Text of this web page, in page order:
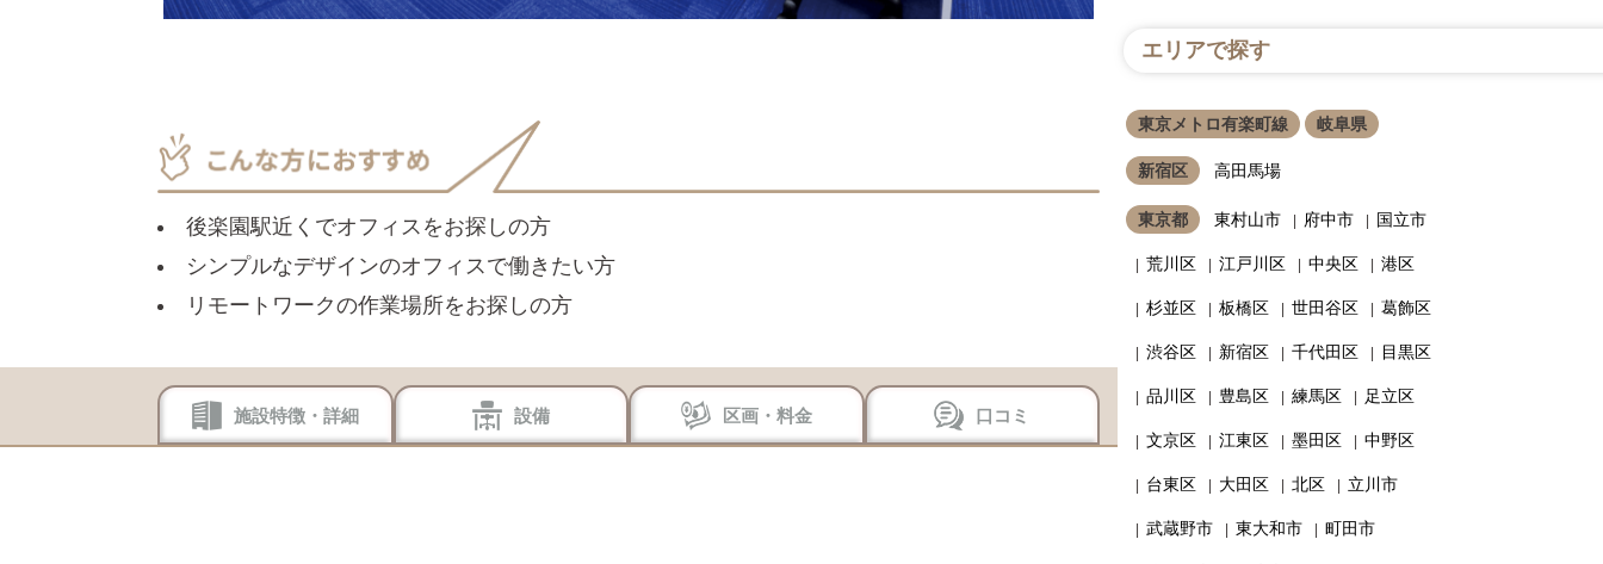
後楽園駅近くでオフィスをお探しの方
シンプルなデザインのオフィスで働きたい方
リモートワークの作業場所をお探しの方
施設特徴・詳細 設備 区画・料金 口コミ
エリアで探す
東京メトロ有楽町線 岐阜県
新宿区 高田馬場
東京都 東村山市 府中市 国立市
荒川区 江戸川区 中央区 港区
杉並区 板橋区 世田谷区 葛飾区
渋谷区 新宿区 千代田区 目黒区
品川区 豊島区 練馬区 足立区
文京区 江東区 墨田区 中野区
台東区 大田区 北区 立川市
武蔵野市 東大和市 町田市